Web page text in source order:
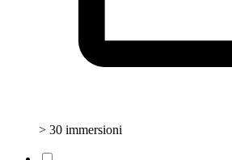
> 30 immersioni